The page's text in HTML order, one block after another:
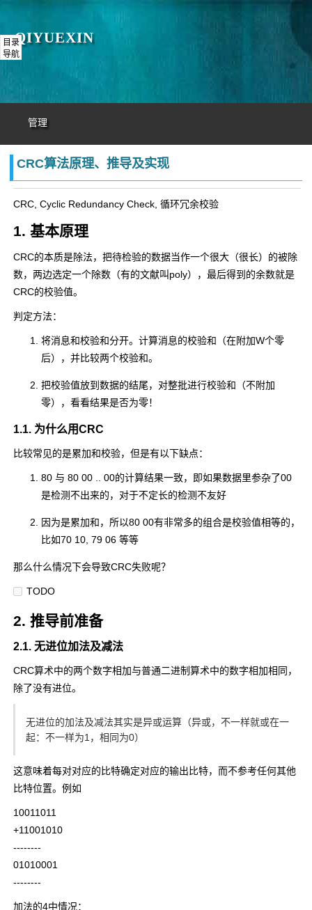
QIYUEXIN
管理
CRC算法原理、推导及实现
CRC, Cyclic Redundancy Check, 循环冗余校验
1. 基本原理
CRC的本质是除法，把待检验的数据当作一个很大（很长）的被除
数，两边选定一个除数（有的文献叫poly），最后得到的余数就是
CRC的校验值。
判定方法：
将消息和校验和分开。计算消息的校验和（在附加W个零
后），并比较两个校验和。
把校验值放到数据的结尾，对整批进行校验和（不附加
零），看看结果是否为零！
1.1. 为什么用CRC
比较常见的是累加和校验，但是有以下缺点：
80 与 80 00 .. 00的计算结果一致，即如果数据里参杂了00
是检测不出来的，对于不定长的检测不友好
因为是累加和，所以80 00有非常多的组合是校验值相等的，
比如70 10 79 06 等等
那么什么情况下会导致CRC失败呢？
TODO
2. 推导前准备
2.1. 无进位加法及减法
CRC算术中的两个数字相加与普通二进制算术中的数字相加相同，
除了没有进位。
无进位的加法及减法其实是异或运算（异或，不一样就或在一
起：不一样为1，相同为0）
这意味着每对对应的比特确定对应的输出比特，而不参考任何其他
比特位置。例如
10011011
+11001010
--------
01010001
--------
加法的4中情况：
目录
导航